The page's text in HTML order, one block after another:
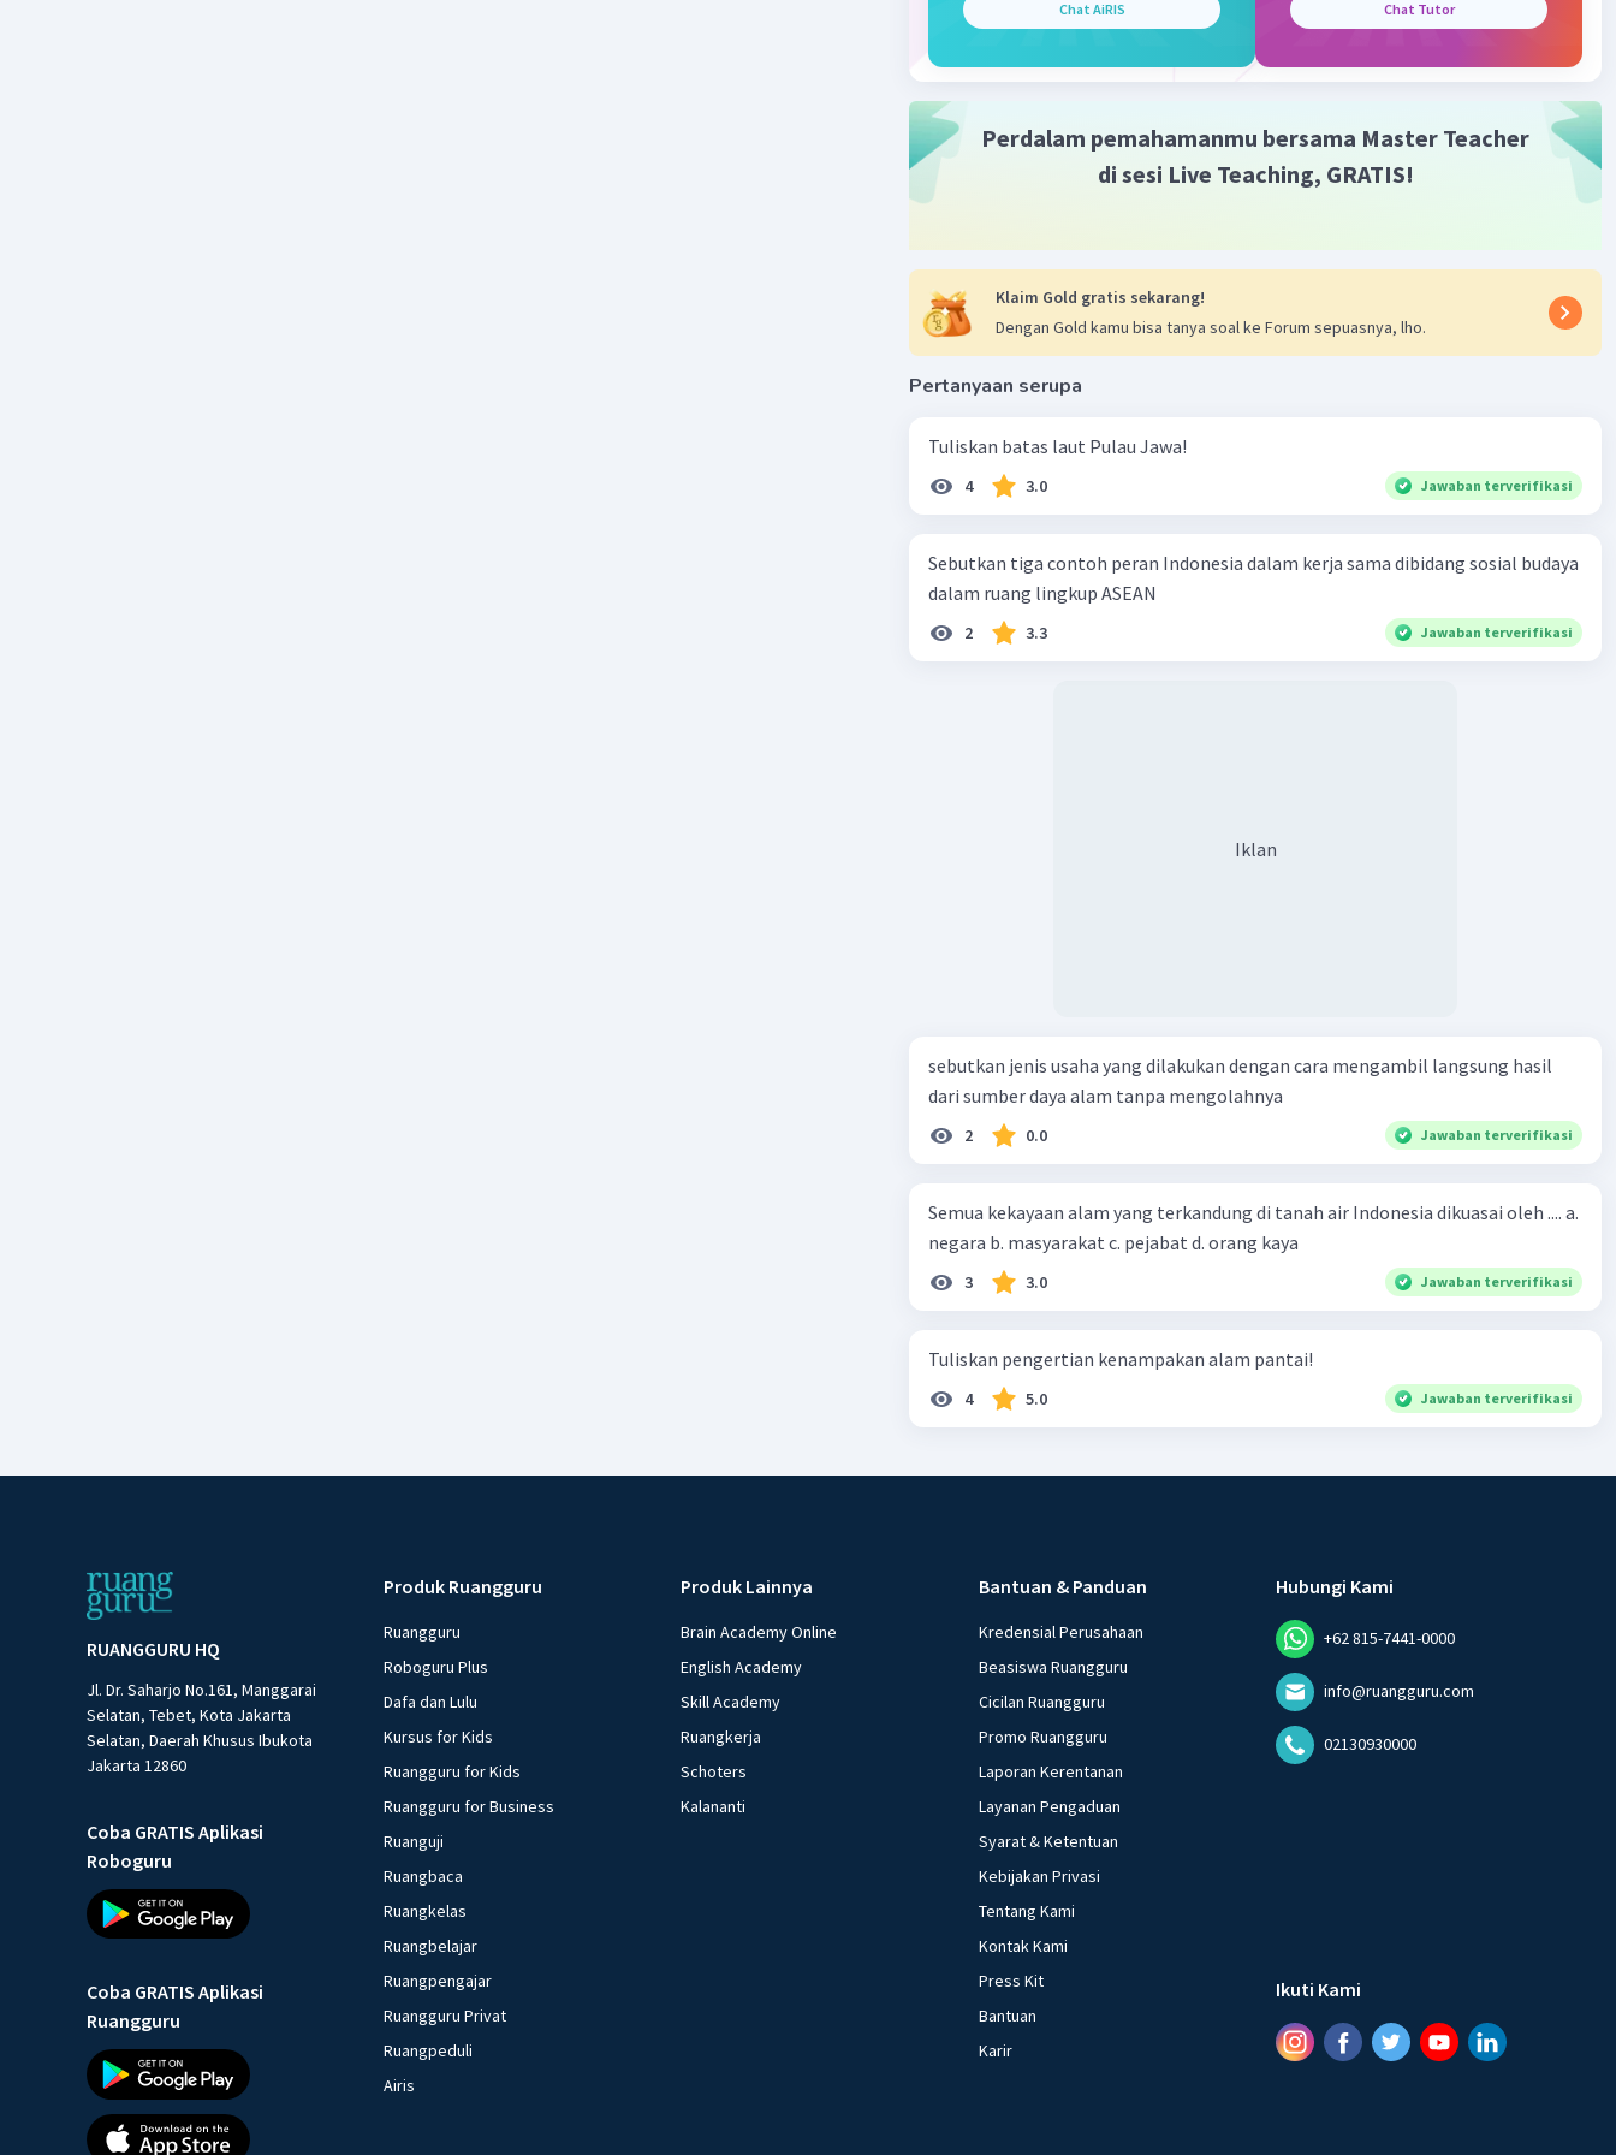
Chat AiRIS Chat Tutor
Perdalam pemahamanmu bersama Master Teacher
di sesi Live Teaching, GRATIS!
Klaim Gold gratis sekarang!
Dengan Gold kamu bisa tanya soal ke Forum sepuasnya, lho.
Pertanyaan serupa
Tuliskan batas laut Pulau Jawa!
4 3.0 Jawaban terverifikasi
Sebutkan tiga contoh peran Indonesia dalam kerja sama dibidang sosial budaya
dalam ruang lingkup ASEAN
2 3.3 Jawaban terverifikasi
Iklan
sebutkan jenis usaha yang dilakukan dengan cara mengambil langsung hasil
dari sumber daya alam tanpa mengolahnya
2 0.0 Jawaban terverifikasi
Semua kekayaan alam yang terkandung di tanah air Indonesia dikuasai oleh .... a.
negara b. masyarakat c. pejabat d. orang kaya
3 3.0 Jawaban terverifikasi
Tuliskan pengertian kenampakan alam pantai!
4 5.0 Jawaban terverifikasi
RUANGGURU HQ
Jl. Dr. Saharjo No.161, Manggarai
Selatan, Tebet, Kota Jakarta
Selatan, Daerah Khusus Ibukota
Jakarta 12860
Coba GRATIS Aplikasi
Roboguru
Coba GRATIS Aplikasi
Ruangguru
Produk Ruangguru
Ruangguru
Roboguru Plus
Dafa dan Lulu
Kursus for Kids
Ruangguru for Kids
Ruangguru for Business
Ruanguji
Ruangbaca
Ruangkelas
Ruangbelajar
Ruangpengajar
Ruangguru Privat
Ruangpeduli
Airis
Produk Lainnya
Brain Academy Online
English Academy
Skill Academy
Ruangkerja
Schoters
Kalananti
Bantuan & Panduan
Kredensial Perusahaan
Beasiswa Ruangguru
Cicilan Ruangguru
Promo Ruangguru
Laporan Kerentanan
Layanan Pengaduan
Syarat & Ketentuan
Kebijakan Privasi
Tentang Kami
Kontak Kami
Press Kit
Bantuan
Karir
Hubungi Kami
+62 815-7441-0000
info@ruangguru.com
02130930000
Ikuti Kami